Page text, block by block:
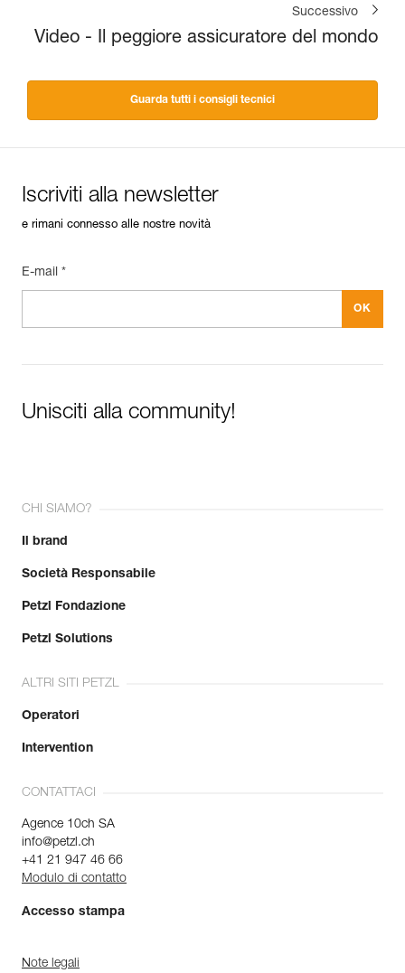
Successivo
Video - Il peggiore assicuratore del mondo
Guarda tutti i consigli tecnici
Iscriviti alla newsletter
e rimani connesso alle nostre novità
E-mail *
Unisciti alla community!
CHI SIAMO?
Il brand
Società Responsabile
Petzl Fondazione
Petzl Solutions
ALTRI SITI PETZL
Operatori
Intervention
CONTATTACI
Agence 10ch SA
info@petzl.ch
+41 21 947 46 66
Modulo di contatto
Accesso stampa
Note legali